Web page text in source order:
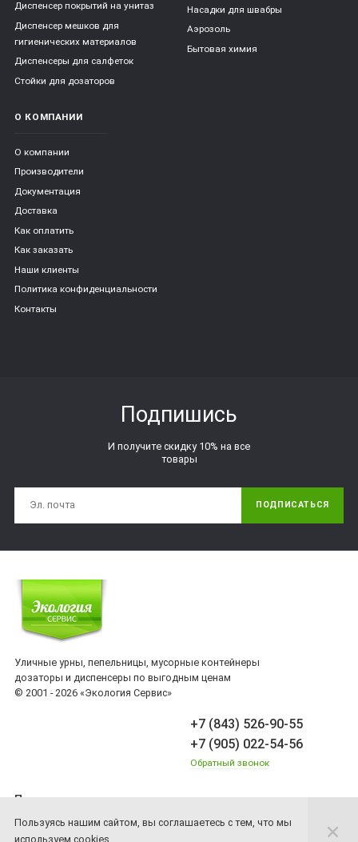
Пользуясь нашим сайтом, вы соглашаетесь с тем, что мы
используем cookies.
Диспенсер покрытий на унитаз
Диспенсер мешков для
гигиенических материалов
Диспенсеры для салфеток
Стойки для дозаторов
Насадки для швабры
Аэрозоль
Бытовая химия
О КОМПАНИИ
О компании
Производители
Документация
Доставка
Как оплатить
Как заказать
Наши клиенты
Политика конфиденциальности
Контакты
Подпишись
И получите скидку 10% на все
товары
ПОДПИСАТЬСЯ
Уличные урны, пепельницы, мусорные контейнеры
дозаторы и диспенсеры по выгодным ценам
© 2001 - 2026 «Экология Сервис»
+7 (843) 526-90-55
+7 (905) 022-54-56
Обратный звонок
Принимаем платежи